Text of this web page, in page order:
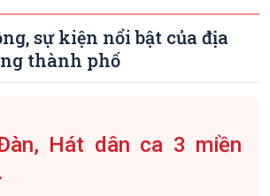
sự kiện nổi bật của địa
thành phố
Hát dân ca 3 miền